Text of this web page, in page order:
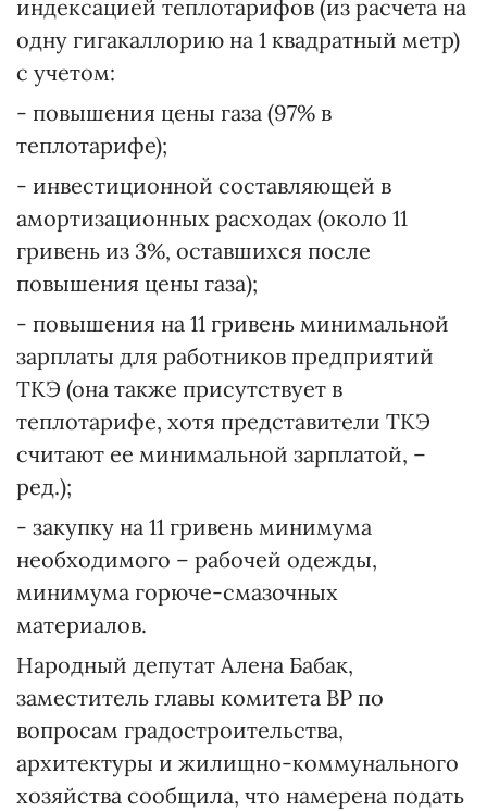
индексацией теплотарифов (из расчета на
одну гигакаллорию на 1 квадратный метр)
с учетом:
- повышения цены газа (97% в
теплотарифе);
- инвестиционной составляющей в
амортизационных расходах (около 11
гривень из 3%, оставшихся после
повышения цены газа);
- повышения на 11 гривень минимальной
зарплаты для работников предприятий
ТКЭ (она также присутствует в
теплотарифе, хотя представители ТКЭ
считают ее минимальной зарплатой, –
ред.);
- закупку на 11 гривень минимума
необходимого – рабочей одежды,
минимума горюче-смазочных
материалов.
Народный депутат Алена Бабак,
заместитель главы комитета ВР по
вопросам градостроительства,
архитектуры и жилищно-коммунального
хозяйства сообщила, что намерена подать